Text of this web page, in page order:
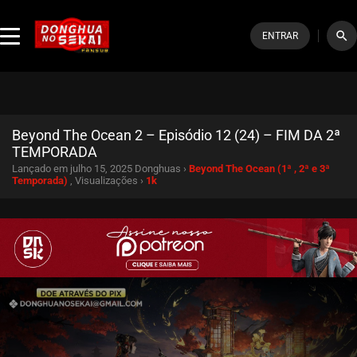
ENTRAR search
Beyond The Ocean 2 – Episódio 12 (24) – FIM DA 2ª
TEMPORADA
Lançado em julho 15, 2025 Donghuas › Beyond The Ocean (1ª , 2ª e 3ª
Temporada)
, Visualizações › 1k